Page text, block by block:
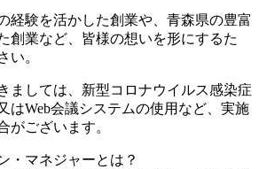
経験を活かした創業や、青森県の豊富
創業など、皆様の想いを形にするた
い。
ましては、新型コロナウイルス感染症
はWeb会議システムの使用など、実施
がございます。
・マネジャーとは？